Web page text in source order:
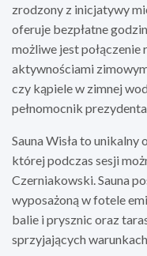
zrodzony z inicjatywy
oferuje bezpłatne
możliwe jest połączenie
aktywnościami
czy kąpiele w zimnej
pełnomocnik
Sauna Wisła to unikalny
której podczas sesji
Czerniakowski. Sauna
wyposażoną w fotele
balie i prysznic oraz
sprzyjających